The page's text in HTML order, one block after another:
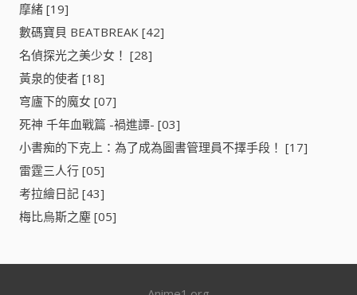
摩緒 [19]
數碼寶貝 BEATBREAK [42]
名偵探光之美少女！ [28]
黃泉的使者 [18]
穹廬下的魔女 [07]
死神 千年血戰篇 -禍進譚- [03]
小書痴的下克上：為了成為圖書管理員不擇手段！ [17]
雷霆三人行 [05]
考拉繪日記 [43]
梅比烏斯之塵 [05]